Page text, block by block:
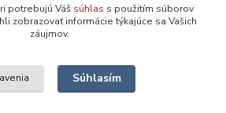
potrebujú Váš súhlas s použitím súborov
zobrazovať informácie týkajúce sa Vašich
záujmov.
Súhlasím